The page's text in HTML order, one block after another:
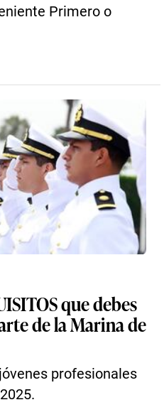
Primero o
que debes
de la Marina de
profesionales